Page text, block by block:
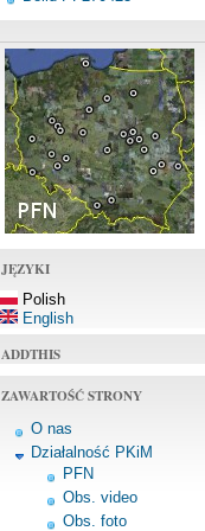
JĘZYKI
Polish
English
ADDTHIS
ZAWARTOŚĆ STRONY
O nas
Działalność PKiM
PFN
Obs. video
Obs. foto